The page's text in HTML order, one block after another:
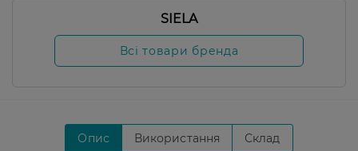
SIELA
Всі товари бренда
Опис Використання Склад